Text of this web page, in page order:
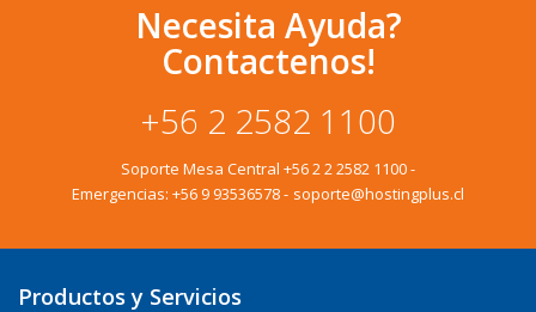
Necesita Ayuda?
Contactenos!
+56 2 2582 1100
Soporte Mesa Central +56 2 2 2582 1100-
Emergencias: +56 9 93536578- soporte@hostingplus.cl
Productos y Servicios